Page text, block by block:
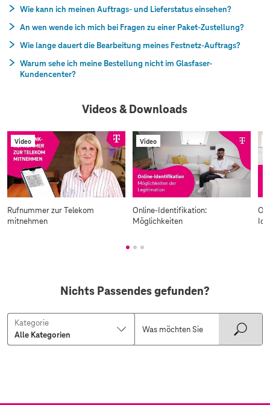
Wie kann ich meinen Auftrags- und Lieferstatus einsehen?
An wen wende ich mich bei Fragen zu einer Paket-Zustellung?
Wie lange dauert die Bearbeitung meines Festnetz-Auftrags?
Warum sehe ich meine Bestellung nicht im Glasfaser-
Kundencenter?
Videos & Downloads
Video
Rufnummer zur Telekom
mitnehmen
Video
Online-Identifikation:
Möglichkeiten
Nichts Passendes gefunden?
Kategorie